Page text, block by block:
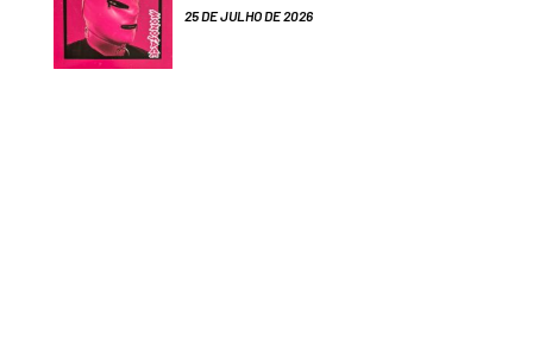
25 DE JULHO DE 2026